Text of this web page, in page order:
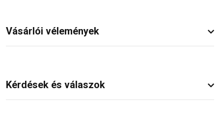
Vásárlói vélemények
Kérdések és válaszok